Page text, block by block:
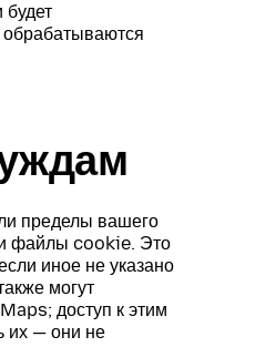
обрабатываются
пределы вашего
файлы cookie. Это
иное не указано
могут
доступ к этим
их — они не